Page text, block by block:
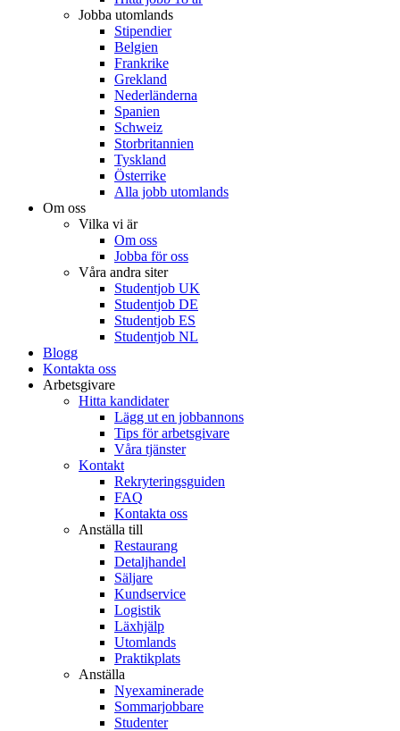
Jobba utomlands
Stipendier
Belgien
Frankrike
Grekland
Nederländerna
Spanien
Schweiz
Storbritannien
Tyskland
Österrike
Alla jobb utomlands
Om oss
Vilka vi är
Om oss
Jobba för oss
Våra andra siter
Studentjob UK
Studentjob DE
Studentjob ES
Studentjob NL
Blogg
Kontakta oss
Arbetsgivare
Hitta kandidater
Lägg ut en jobbannons
Tips för arbetsgivare
Våra tjänster
Kontakt
Rekryteringsguiden
FAQ
Kontakta oss
Anställa till
Restaurang
Detaljhandel
Säljare
Kundservice
Logistik
Läxhjälp
Utomlands
Praktikplats
Anställa
Nyexaminerade
Sommarjobbare
Studenter